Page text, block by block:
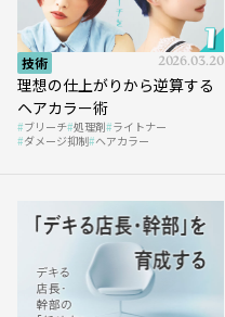
技術 2026.03.20
理想の仕上がりから逆算する
ヘアカラー術
ブリーチ 処理剤 ライトナー
ダメージ抑制 ヘアカラー